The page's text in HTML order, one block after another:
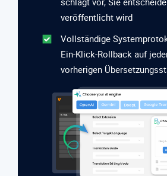
veröffentlicht wird
Vollständige
Ein-Klick-Rollback auf
vorherigen